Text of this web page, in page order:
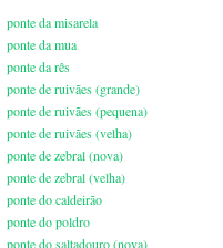
ponte da misarela
ponte da mua
ponte da rês
ponte de ruivães (grande)
ponte de ruivães (pequena)
ponte de ruivães (velha)
ponte de zebral (nova)
ponte de zebral (velha)
ponte do caldeirão
ponte do poldro
ponte do saltadouro (nova)